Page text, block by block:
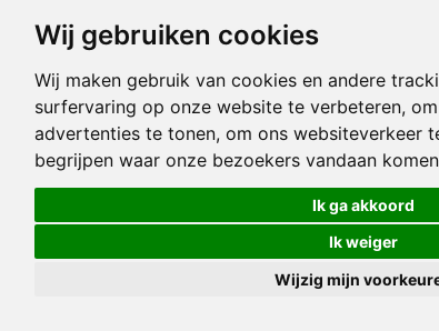
Wij gebruiken cookies
Wij maken gebruik van cookies en andere
surfervaring op onze website te verbeteren,
advertenties te tonen, om ons websiteverkeer
begrijpen waar onze bezoekers vandaan
Ik ga akkoord
Ik weiger
Wijzig mijn
Woensdag
10.00 - 12.30 en 13.30 - 17.00
Donderdag
Vrijdag
10.00 - 12.30 en 13.30 - 17.00
Zaterdag
gesloten
Zondag
gesloten
Onze laatste